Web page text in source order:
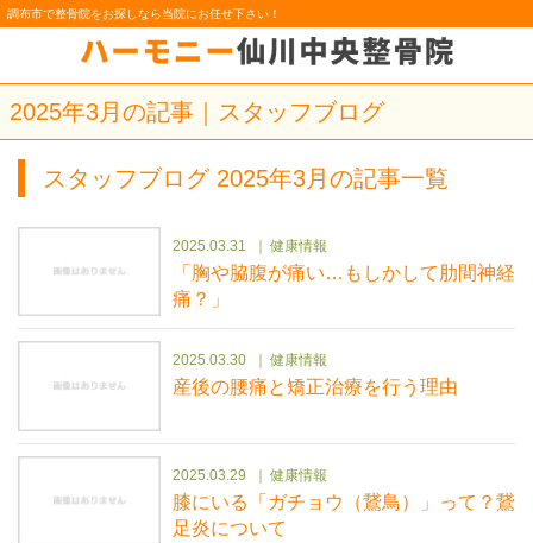
調布市で整骨院をお探しなら当院にお任せ下さい！
2025年3月の記事｜スタッフブログ
スタッフブログ 2025年3月の記事一覧
2025.03.31 健康情報
「胸や脇腹が痛い…もしかして肋間神経
痛？」
2025.03.30 健康情報
産後の腰痛と矯正治療を行う理由
2025.03.29 健康情報
膝にいる「ガチョウ（鵞鳥）」って？鵞
足炎について